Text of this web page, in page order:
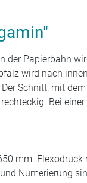
Papierbahn
wird nach
Schnitt, mit
Bei
mm.
Numerierung